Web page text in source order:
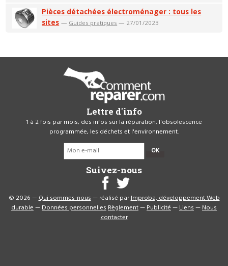
Pièces détachées électroménager : tous les
sites — Guides pratiques — 27/01/2023
Lettre d'info
1 à 2 fois par mois, des infos sur la réparation, l'obsolescence
programmée, les déchets et l'environnement.
OK
Suivez-nous
© 2026 —Qui sommes-nous— réalisé parImproba, développement Web
durable—Données personnellesRèglement—Publicité—Liens—Nous
contacter